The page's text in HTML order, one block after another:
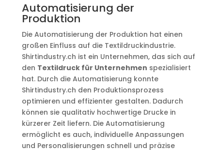
Automatisierung der
Produktion
Die Automatisierung der Produktion hat einen
großen Einfluss auf die Textildruckindustrie.
Shirtindustry.ch ist ein Unternehmen, das sich auf
den Textildruck für Unternehmen spezialisiert
hat. Durch die Automatisierung konnte
Shirtindustry.ch den Produktionsprozess
optimieren und effizienter gestalten. Dadurch
können sie qualitativ hochwertige Drucke in
kürzerer Zeit liefern. Die Automatisierung
ermöglicht es auch, individuelle Anpassungen
und Personalisierungen schnell und präzise